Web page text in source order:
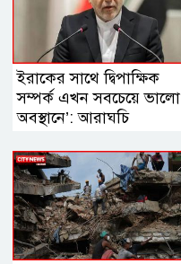
ইরাকের সাথে দ্বিপাক্ষিক
সম্পর্ক এখন সবচেয়ে ভালো
অবস্থানে’: আরাঘচি